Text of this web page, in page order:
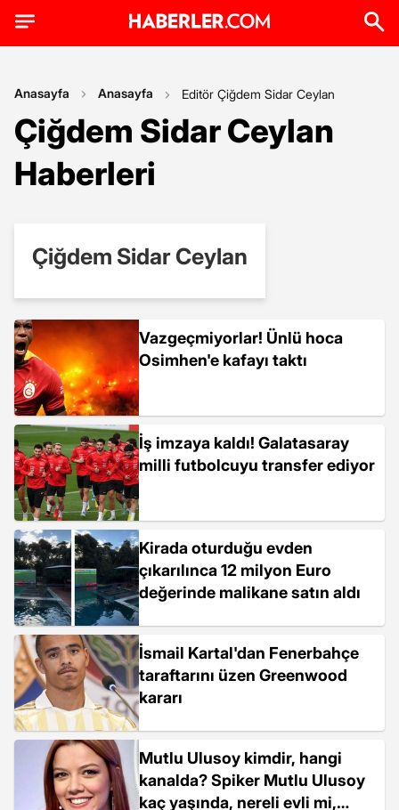
Anasayfa Anasayfa Editör Çiğdem Sidar Ceylan
Çiğdem Sidar Ceylan
Haberleri
Çiğdem Sidar Ceylan
Vazgeçmiyorlar! Ünlü hoca
Osimhen'e kafayı taktı
İş imzaya kaldı! Galatasaray
milli futbolcuyu transfer ediyor
Kirada oturduğu evden
çıkarılınca 12 milyon Euro
değerinde malikane satın aldı
İsmail Kartal'dan Fenerbahçe
taraftarını üzen Greenwood
kararı
Mutlu Ulusoy kimdir, hangi
kanalda? Spiker Mutlu Ulusoy
kaç yaşında, nereli evli mi,